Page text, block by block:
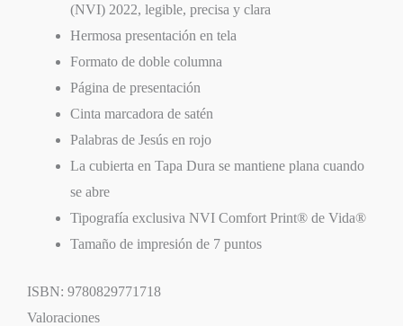
(NVI) 2022, legible, precisa y clara
Hermosa presentación en tela
Formato de doble columna
Página de presentación
Cinta marcadora de satén
Palabras de Jesús en rojo
La cubierta en Tapa Dura se mantiene plana cuando
se abre
Tipografía exclusiva NVI Comfort Print® de Vida®
Tamaño de impresión de 7 puntos
ISBN: 9780829771718
Valoraciones